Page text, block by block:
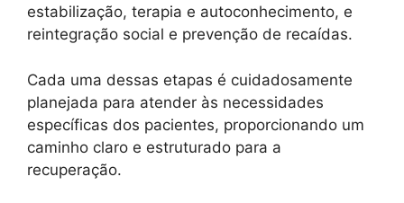
estabilização, terapia e autoconhecimento, e
reintegração social e prevenção de recaídas.
Cada uma dessas etapas é cuidadosamente
planejada para atender às necessidades
específicas dos pacientes, proporcionando um
caminho claro e estruturado para a
recuperação.